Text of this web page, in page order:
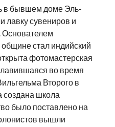
в бывшем доме Эль-
лавку сувениров и
Основателем
стал индийский
фотомастерская
во время
Второго в
создана школа
было поставлено на
вышли